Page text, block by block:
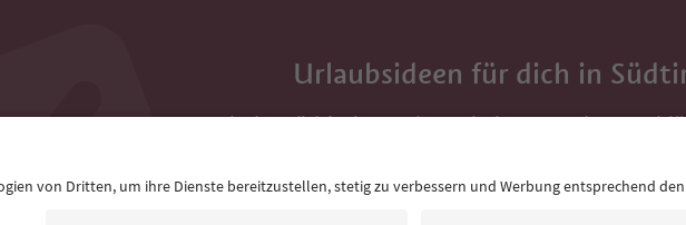
Urlaubsideen für dich in
Mit der Südtirol-Newsletter bekommst du
Postfach.